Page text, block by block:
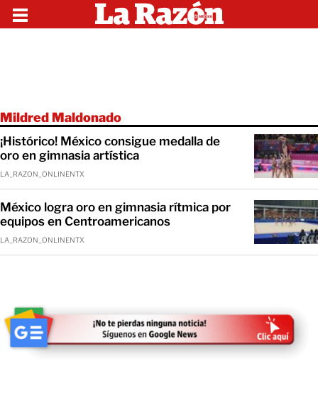
Mildred Maldonado
¡Histórico! México consigue medalla de
oro en gimnasia artística
LA_RAZON_ONLINENTX
México logra oro en gimnasia rítmica por
equipos en Centroamericanos
LA_RAZON_ONLINENTX